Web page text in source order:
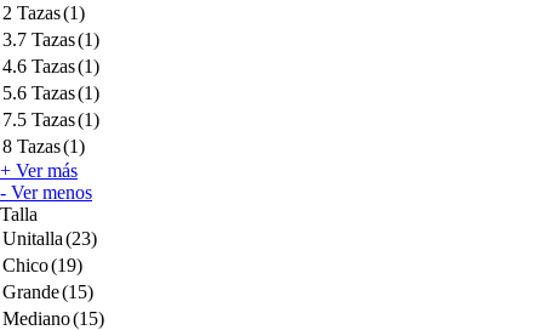
2 Tazas(1)
3.7 Tazas(1)
4.6 Tazas(1)
5.6 Tazas(1)
7.5 Tazas(1)
8 Tazas(1)
+ Ver más
- Ver menos
Talla
Unitalla(23)
Chico(19)
Grande(15)
Mediano(15)